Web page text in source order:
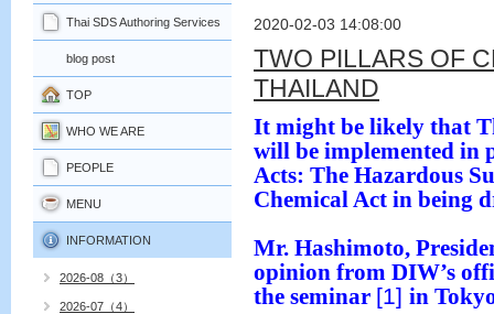
2020-02-03 14:08:00
TWO PILLARS OF
THAILAND
It might be likely that
will be implemented in
Acts: The Hazardous
Chemical Act in being
Mr. Hashimoto,
opinion from DIW’s
the seminar [1] in
Thai SDS Authoring Services
blog post
TOP
WHO WE ARE
PEOPLE
MENU
INFORMATION
2026-08（3）
2026-07（4）